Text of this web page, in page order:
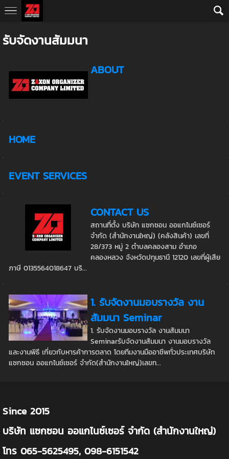
AW-10793652377
รับจัดงานสัมมนา
ABOUT
HOME
EVENT SERVICES
CONTACT US
สถานที่ตั้ง บริษัท แซกซอน ออแกไนซ์เซอร์
จำกัด (สำนักงานใหญ่) (คลังสินค้า) เลขที่
28/373 หมู่ 2 ตำบลคลองสาม อำเภอ
คลองหลวง จังหวัดปทุมธานี 12120 เลขที่ผู้เสีย
ภาษี 0135564018647 บริ...
1. รับจัดงานมอบรางวัล งาน
สัมมนา Seminar
1. รับจัดงานมอบรางวัล งานสัมมนา
Seminarรับจัดงานสัมมนา งานมอบรางวัล
และงานพิธี เกี่ยวกับหารค้าการตลาด โดยทีมงานมืออาชีพทั่วประเทศบริษัท
แซกซอน ออแกไนซ์เซอร์ จำกัด(สำนักงานใหญ่)เลขท...
Since 2015
บริษัท แซกซอน ออแกไนซ์เซอร์ จำกัด (สำนักงานใหญ่)
โทร 065-5625495, 098-6151542